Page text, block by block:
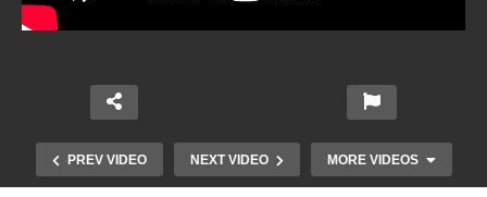
PREV VIDEO NEXT VIDEO MORE VIDEOS